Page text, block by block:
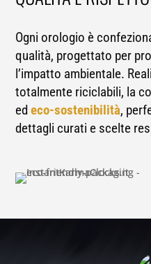
Ogni orologio è
qualità, progettato per
l’impatto ambientale.
totalmente riciclabili, la
edeco-sostenibilità,
dettagli curati e scelte